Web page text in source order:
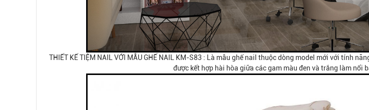
THIẾT KẾ TIỆM NAIL VỚI MẪU GHẾ NAIL KM-S83 : Là mẫu ghế nail thuộc dòng model mới với tính
được kết hợp hài hòa giữa các gam màu đen và trắng làm nổi